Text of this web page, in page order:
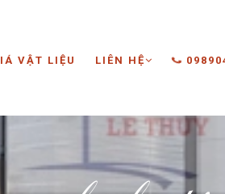
VẬT LIỆU LIÊN HỆ